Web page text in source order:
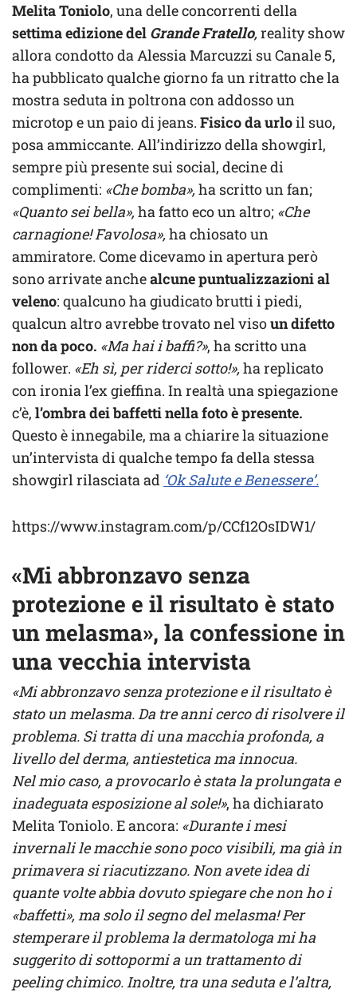
Melita Toniolo, una delle concorrenti della
settima edizione del Grande Fratello,reality show
allora condotto da Alessia Marcuzzi su Canale 5,
ha pubblicato qualche giorno fa un ritratto che la
mostra seduta in poltrona con addosso un
microtop e un paio di jeans. Fisico da urloil suo,
posa ammiccante. All’indirizzo della showgirl,
sempre più presente sui social, decine di
complimenti: «Che bomba»,ha scritto un fan;
«Quanto sei bella»,ha fatto eco un altro; «Che
carnagione! Favolosa»,ha chiosato un
ammiratore. Come dicevamo in apertura però
sono arrivate anchealcune puntualizzazioni al
veleno: qualcuno ha giudicato brutti i piedi,
qualcun altro avrebbe trovato nel visoun difetto
non da poco. «Ma hai i baffi?», ha scritto una
follower. «Eh sì, per riderci sotto!»,ha replicato
con ironia l’ex gieffina. In realtà una spiegazione
c’è, l’ombra dei baffetti nella foto è presente.
Questo è innegabile, ma a chiarire la situazione
un’intervista di qualche tempo fa della stessa
showgirl rilasciata ad ‘Ok Salute e Benessere’.
https://www.instagram.com/p/CCf12OsIDW1/
«Mi abbronzavo senza
protezione e il risultato è stato
un melasma», la confessione in
una vecchia intervista
«Mi abbronzavo senza protezione e il risultato è
stato un melasma. Da tre anni cerco di risolvere il
problema. Si tratta di una macchia profonda, a
livello del derma, antiestetica ma innocua.
Nel mio caso, a provocarlo è stata la prolungata e
inadeguata esposizione al sole!», ha dichiarato
Melita Toniolo. E ancora: «Durante i mesi
invernali le macchie sono poco visibili, ma già in
primavera si riacutizzano. Non avete idea di
quante volte abbia dovuto spiegare che non ho i
«baffetti», ma solo il segno del melasma! Per
stemperare il problema la dermatologa mi ha
suggerito di sottopormi a un trattamento di
peeling chimico. Inoltre, tra una seduta e l’altra,